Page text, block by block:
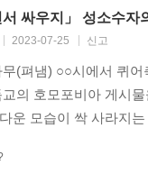
끄러워하지 않을 용
니 이성애와 동성애,
서 싸우지」 성소수
2023-07-25 신고
(펴냄) ○○시에서 퀴
의 호모포비아 게시
운 모습이 싹 사라지